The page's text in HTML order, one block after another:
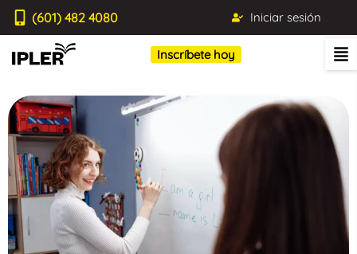
(601) 482 4080 Iniciar sesión
Inscríbete hoy